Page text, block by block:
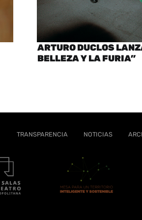
ARTURO DUCLOS
BELLEZA Y LA FURIA”
TRANSPARENCIA NOTICIAS